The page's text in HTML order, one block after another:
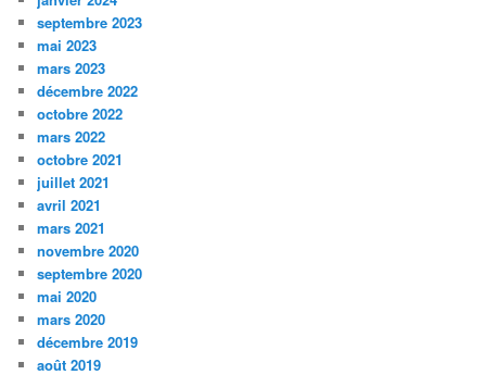
septembre 2023
mai 2023
mars 2023
décembre 2022
octobre 2022
mars 2022
octobre 2021
juillet 2021
avril 2021
mars 2021
novembre 2020
septembre 2020
mai 2020
mars 2020
décembre 2019
août 2019